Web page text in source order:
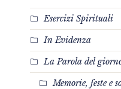
Esercizi Spirituali
In Evidenza
La Parola del
Memorie, feste e